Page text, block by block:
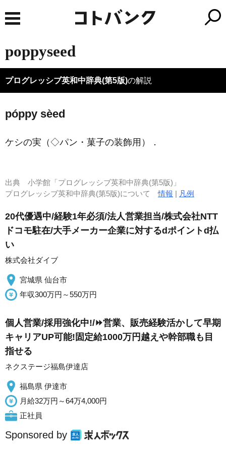
poppyseed
プログレッシブ英和中辞典(第5版)の解説
póppy sèed
ケシの実（◇パン・菓子の装飾用） ．
出典 小学館「プログレッシブ英和中辞典(第5版)」
プログレッシブ英和中辞典(第5版)について情報 | 凡例
20代優遇中/経験1年必須/法人営業担当/株式会社NTT
ドコモ駐在/大手メーカー企業に対するdポイントd払
い
株式会社ダイブ
宮城県 仙台市
年収300万円～550万円
個人営業/採用強化中!/⏩️営業、販売経験活かして早期
キャリアUP可能!固定給1000万円越えや幹部職も目
指せる
ネクステージ福島伊達店
福島県 伊達市
月給32万円～64万4,000円
正社員
Sponsored by